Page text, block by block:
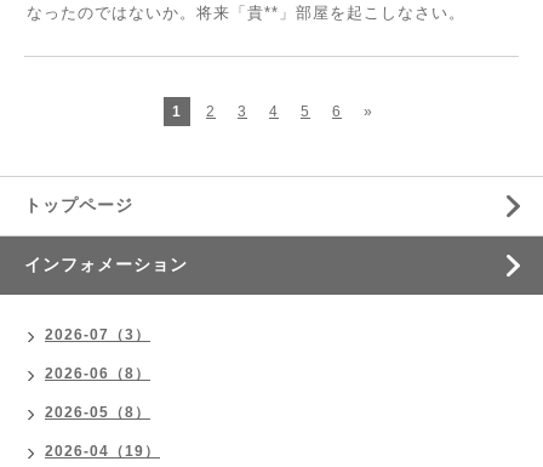
なったのではないか。将来「貴**」部屋を起こしなさい。
1 2 3 4 5 6 »
トップページ
インフォメーション
2026-07（3）
2026-06（8）
2026-05（8）
2026-04（19）